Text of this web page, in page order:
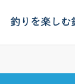
釣りを楽しむ